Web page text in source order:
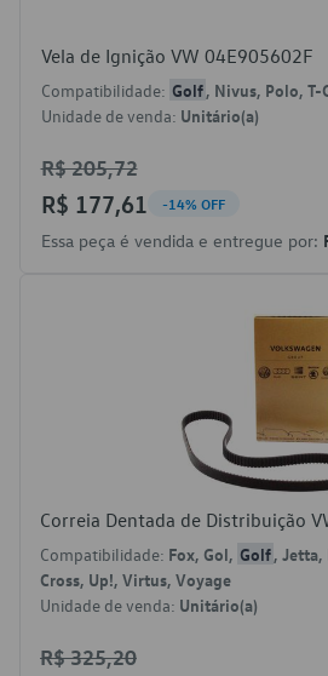
Vela de Ignição VW 04E905602F
Compatibilidade: Golf, Nivus, Polo, T-
Unidade de venda: Unitário(a)
R$ 205,72
R$ 177,61 -14% OFF
Essa peça é vendida e entregue por:
Correia Dentada de Distribuição
Compatibilidade: Fox, Gol, Golf, Jetta,
Cross, Up!, Virtus, Voyage
Unidade de venda: Unitário(a)
R$ 325,20